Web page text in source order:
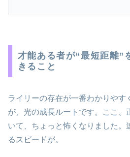
才能ある者が“最短距離”
きること
ライリーの存在が一番わかりやす
が、光の成長ルートです。ここ、
いて、ちょっと怖くなりました。
るスピードが。